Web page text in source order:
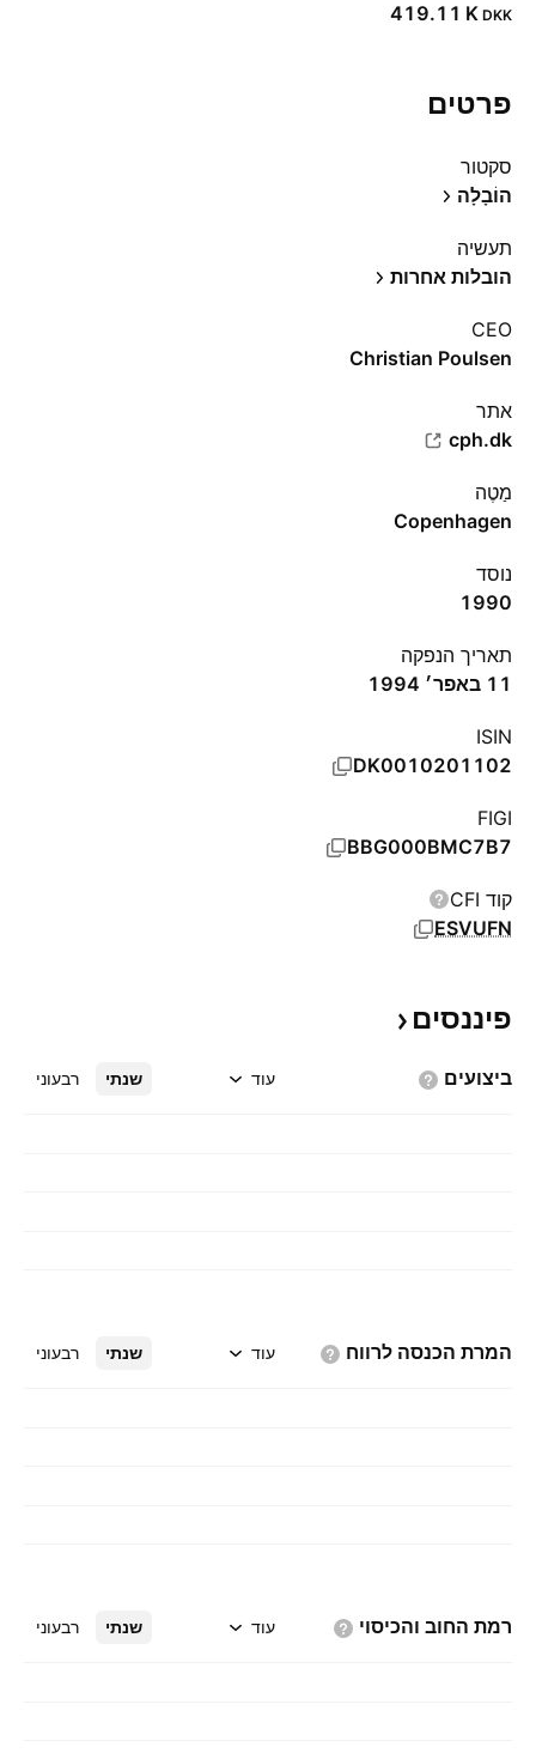
‪419.11 K‬ DKK
פרטים
סקטור
הוֹבָלָה
תעשיה
הובלות אחרות
CEO
Christian Poulsen
אתר‏
cph.dk
מַטֶה
Copenhagen
נוסד
1990
תאריך הנפקה
11 באפר׳ 1994
ISIN
DK0010201102
FIGI
BBG000BMC7B7
קוד CFI
ESVUFN
פיננסים
ביצועים שנתי רבעוני עוד
המרת הכנסה לרווח שנתי רבעוני עוד
רמת החוב והכיסוי שנתי רבעוני עוד